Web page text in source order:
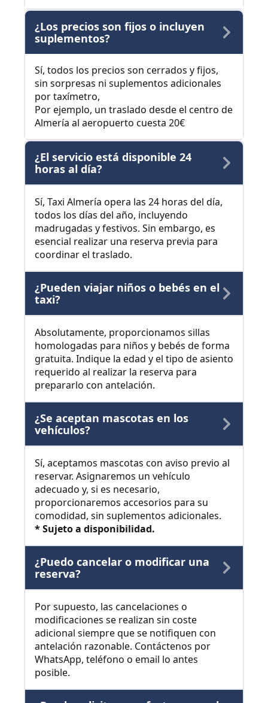
¿Los precios son fijos o incluyen
suplementos?
Sí, todos los precios son cerrados y fijos,
sin sorpresas ni suplementos adicionales
por taxímetro,
Por ejemplo, un traslado desde el centro de
Almería al aeropuerto cuesta 20€
¿El servicio está disponible 24
horas al día?
Sí, Taxi Almería opera las 24 horas del día,
todos los días del año, incluyendo
madrugadas y festivos. Sin embargo, es
esencial realizar una reserva previa para
coordinar el traslado.
¿Pueden viajar niños o bebés en el
taxi?
Absolutamente, proporcionamos sillas
homologadas para niños y bebés de forma
gratuita. Indique la edad y el tipo de asiento
requerido al realizar la reserva para
prepararlo con antelación.
¿Se aceptan mascotas en los
vehículos?
Sí, aceptamos mascotas con aviso previo al
reservar. Asignaremos un vehículo
adecuado y, si es necesario,
proporcionaremos accesorios para su
comodidad, sin suplementos adicionales.
* Sujeto a disponibilidad.
¿Puedo cancelar o modificar una
reserva?
Por supuesto, las cancelaciones o
modificaciones se realizan sin coste
adicional siempre que se notifiquen con
antelación razonable. Contáctenos por
WhatsApp, teléfono o email lo antes
posible.